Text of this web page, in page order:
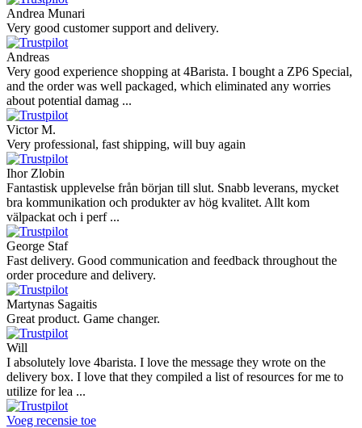
Andrea Munari
Very good customer support and delivery.
Andreas
Very good experience shopping at 4Barista. I bought a ZP6 Special,
and the order was well packaged, which eliminated any worries
about potential damag ...
Victor M.
Very professional, fast shipping, will buy again
Ihor Zlobin
Fantastisk upplevelse från början till slut. Snabb leverans, mycket
bra kommunikation och produkter av hög kvalitet. Allt kom
välpackat och i perf ...
George Staf
Fast delivery. Good communication and feedback throughout the
order procedure and delivery.
Martynas Sagaitis
Great product. Game changer.
Will
I absolutely love 4barista. I love the message they wrote on the
delivery box. I love that they compiled a list of resources for me to
utilize for lea ...
Voeg recensie toe